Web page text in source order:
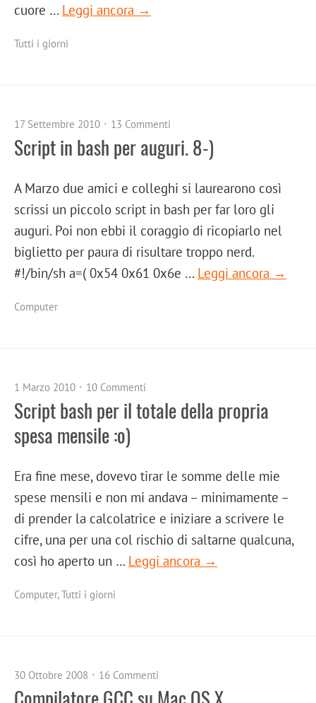
cuore … Leggi ancora →
Tutti i giorni
17 Settembre 2010 13 Commenti
Script in bash per auguri. 8-)
A Marzo due amici e colleghi si laurearono così
scrissi un piccolo script in bash per far loro gli
auguri. Poi non ebbi il coraggio di ricopiarlo nel
biglietto per paura di risultare troppo nerd.
#!/bin/sh a=( 0x54 0x61 0x6e … Leggi ancora →
Computer
1 Marzo 2010 10 Commenti
Script bash per il totale della propria
spesa mensile :o)
Era fine mese, dovevo tirar le somme delle mie
spese mensili e non mi andava – minimamente –
di prender la calcolatrice e iniziare a scrivere le
cifre, una per una col rischio di saltarne qualcuna,
così ho aperto un … Leggi ancora →
Computer,Tutti i giorni
30 Ottobre 2008 16 Commenti